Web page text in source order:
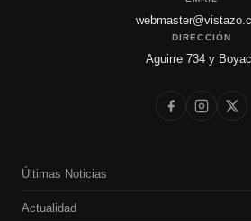
DIRECCIÓN
Aguirre 734 y
Últimas Noticias
Actualidad